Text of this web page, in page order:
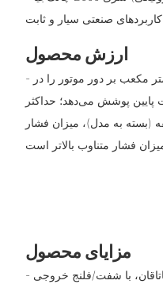
ارزش محصول
- حجم موتور تقریباً 40 تا 490 سانتی‌متر مکعب بر دور موتور را در
پوشش می‌دهد؛ حداکثر
دور در دقیقه (بسته به مدل)، میزان فشار
مزایای محصول
- در نسخه‌های استاندارد و بدون یاتاقان، با شفت/فلنج خروجی